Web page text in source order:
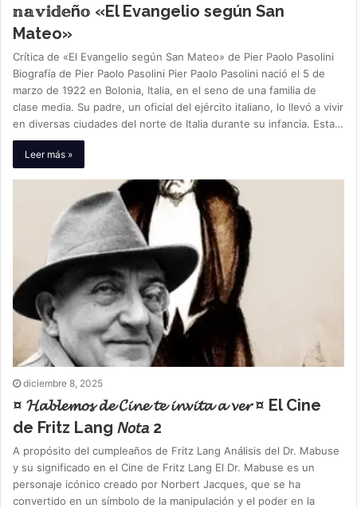
𝕟𝕒𝕧𝕚𝕕𝕖ñ𝕠 «El Evangelio según San
Mateo»
Crítica de «El Evangelio según San Mateo» de Pier Paolo Pasolini
Biografía de Pier Paolo Pasolini Pier Paolo Pasolini nació el 5 de
marzo de 1922 en Bolonia, Italia, en el seno de una familia de
clase media. Su padre, un oficial del ejército italiano, lo llevó a vivir
en diversas ciudades del norte de Italia durante su infancia. Esta…
Leer más »
diciembre 8, 2025
¤ 𝓗𝓪𝓫𝓵𝓮𝓶𝓸𝓼 𝓭𝓮 𝓒𝓲𝓷𝓮 𝓽𝓮 𝓲𝓷𝓿𝓲𝓽𝓪 𝓪 𝓿𝓮𝓻 ¤ El Cine
de Fritz Lang 𝘕𝘰𝘵𝘢 2
A propósito del cumpleaños de Fritz Lang Análisis del Dr. Mabuse
y su significado en el Cine de Fritz Lang El Dr. Mabuse es un
personaje icónico creado por Norbert Jacques, que se ha
convertido en un símbolo de la manipulación y el poder en la